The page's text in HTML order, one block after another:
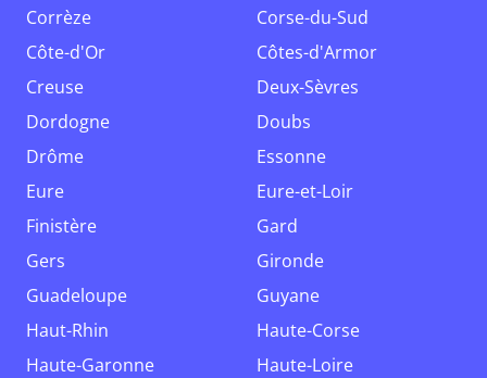
Corrèze
Corse-du-Sud
Côte-d'Or
Côtes-d'Armor
Creuse
Deux-Sèvres
Dordogne
Doubs
Drôme
Essonne
Eure
Eure-et-Loir
Finistère
Gard
Gers
Gironde
Guadeloupe
Guyane
Haut-Rhin
Haute-Corse
Haute-Garonne
Haute-Loire